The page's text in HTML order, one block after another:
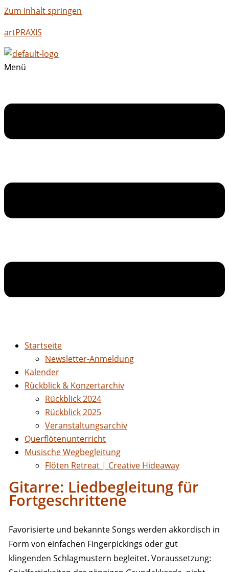
Zum Inhalt springen
artPRAXIS
Menü
Startseite
Newsletter-Anmeldung
Kalender
Rückblick & Konzertarchiv
Rückblick 2024
Rückblick 2025
Veranstaltungsarchiv
Querflötenunterricht
Musische Wegbegleitung
Flöten Retreat | Creative Hideaway
Gitarre: Liedbegleitung für
Fortgeschrittene
Favorisierte und bekannte Songs werden akkordisch in
Form von einfachen Fingerpickings oder gut
klingenden Schlagmustern begleitet. Voraussetzung: